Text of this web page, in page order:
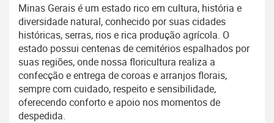
Minas Gerais é um estado rico em cultura, história e
diversidade natural, conhecido por suas cidades
históricas, serras, rios e rica produção agrícola. O
estado possui centenas de cemitérios espalhados por
suas regiões, onde nossa floricultura realiza a
confecção e entrega de coroas e arranjos florais,
sempre com cuidado, respeito e sensibilidade,
oferecendo conforto e apoio nos momentos de
despedida.